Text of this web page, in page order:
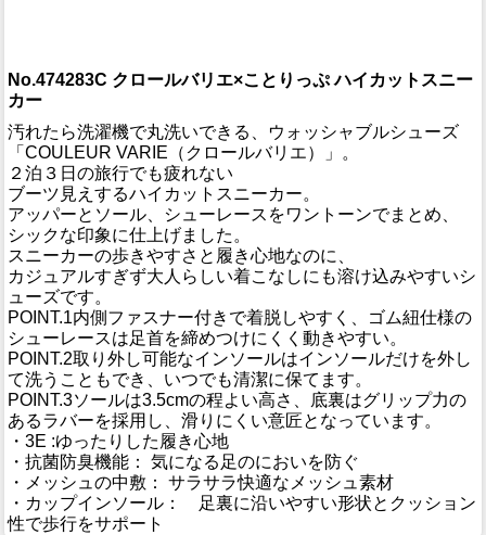
No.474283C クロールバリエ×ことりっぷ ハイカットスニー
カー
汚れたら洗濯機で丸洗いできる、ウォッシャブルシューズ
「COULEUR VARIE（クロールバリエ）」。
２泊３日の旅行でも疲れない
ブーツ見えするハイカットスニーカー。
アッパーとソール、シューレースをワントーンでまとめ、
シックな印象に仕上げました。
スニーカーの歩きやすさと履き心地なのに、
カジュアルすぎず大人らしい着こなしにも溶け込みやすいシ
ューズです。
POINT.1内側ファスナー付きで着脱しやすく、ゴム紐仕様の
シューレースは足首を締めつけにくく動きやすい。
POINT.2取り外し可能なインソールはインソールだけを外し
て洗うこともでき、いつでも清潔に保てます。
POINT.3ソールは3.5cmの程よい高さ、底裏はグリップ力の
あるラバーを採用し、滑りにくい意匠となっています。
・3E :ゆったりした履き心地
・抗菌防臭機能： 気になる足のにおいを防ぐ
・メッシュの中敷： サラサラ快適なメッシュ素材
・カップインソール： 足裏に沿いやすい形状とクッション
性で歩行をサポート